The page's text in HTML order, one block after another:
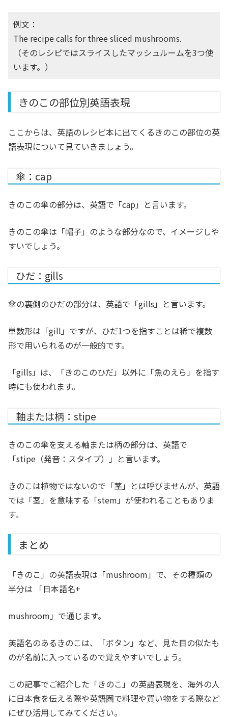
例文：
The recipe calls for three sliced mushrooms.
（そのレシピではスライスしたマッシュルームを3つ使
います。）
きのこの部位別英語表現
ここからは、英語のレシピ本に出てくるきのこの部位の英
語表現について見ていきましょう。
傘：cap
きのこの傘の部分は、英語で「cap」と言います。
きのこの傘は「帽子」のような部分なので、イメージしや
すいでしょう。
ひだ：gills
傘の裏側のひだの部分は、英語で「gills」と言います。
単数形は「gill」ですが、ひだ1つを指すことは稀で複数
形で用いられるのが一般的です。
「gills」は、「きのこのひだ」以外に「魚のえら」を指す
時にも使われます。
軸または柄：stipe
きのこの傘を支える軸または柄の部分は、英語で
「stipe（発音：スタイプ）」と言います。
きのこは植物ではないので「茎」とは呼びませんが、英語
では「茎」を意味する「stem」が使われることもありま
す。
まとめ
「きのこ」の英語表現は「mushroom」で、その種類の
半分は 「日本語名+
mushroom」で通じます。
英語名のあるきのこは、「ボタン」など、見た目の似たも
のが名前に入っているので覚えやすいでしょう。
この記事でご紹介した「きのこ」の英語表現を、海外の人
に日本食を伝える際や英語圏で料理や買い物をする際など
にぜひ活用してみてください。